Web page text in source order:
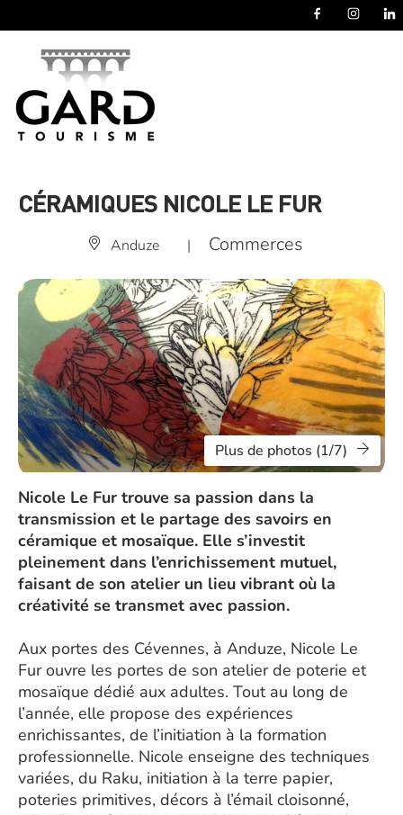
CÉRAMIQUES NICOLE LE FUR
Anduze | Commerces
Plus de photos (1/7)
Nicole Le Fur trouve sa passion dans la
transmission et le partage des savoirs en
céramique et mosaïque. Elle s’investit
pleinement dans l’enrichissement mutuel,
faisant de son atelier un lieu vibrant où la
créativité se transmet avec passion.
Aux portes des Cévennes, à Anduze, Nicole Le
Fur ouvre les portes de son atelier de poterie et
mosaïque dédié aux adultes. Tout au long de
l’année, elle propose des expériences
enrichissantes, de l’initiation à la formation
professionnelle. Nicole enseigne des techniques
variées, du Raku, initiation à la terre papier,
poteries primitives, décors à l’émail cloisonné,